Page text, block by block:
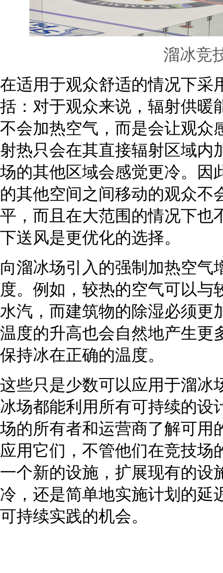
溜冰竞
在适用于观众舒适的情况下采
括：对于观众来说，辐射供暖
不会加热空气，而是会让观众
射热只会在其直接辐射区域内
场的其他区域会感觉更冷。因
的其他空间之间移动的观众不
平，而且在大范围的情况下也
下送风是更优化的选择。
向溜冰场引入的强制加热空气
度。例如，较热的空气可以与
水汽，而建筑物的除湿必须更
温度的升高也会自然地产生更
保持冰在正确的温度。
这些只是少数可以应用于溜冰
冰场都能利用所有可持续的设
场的所有者和运营商了解可用
应用它们，不管他们在竞技场
一个新的设施，扩展现有的设
冷，还是简单地实施计划的延
可持续实践的机会。